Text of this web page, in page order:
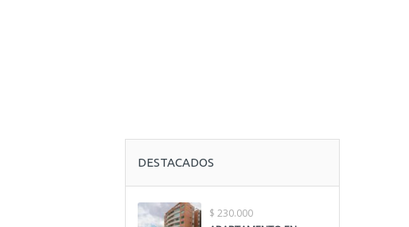
DESTACADOS
$ 230.000